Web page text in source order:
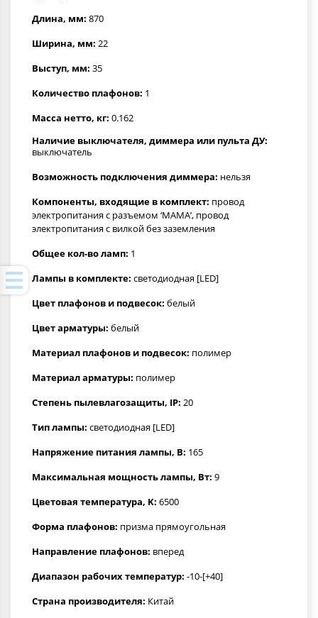
Длина, мм: 870
Ширина, мм: 22
Выступ, мм: 35
Количество плафонов: 1
Масса нетто, кг: 0.162
Наличие выключателя, диммера или пульта ДУ:
выключатель
Возможность подключения диммера: нельзя
Компоненты, входящие в комплект: провод
электропитания с разъемом ‘МАМА’, провод
электропитания с вилкой без заземления
Общее кол-во ламп: 1
Лампы в комплекте: светодиодная [LED]
Цвет плафонов и подвесок: белый
Цвет арматуры: белый
Материал плафонов и подвесок: полимер
Материал арматуры: полимер
Степень пылевлагозащиты, IP: 20
Тип лампы: светодиодная [LED]
Напряжение питания лампы, В: 165
Максимальная мощность лампы, Вт: 9
Цветовая температура, K: 6500
Форма плафонов: призма прямоугольная
Направление плафонов: вперед
Диапазон рабочих температур: -10-[+40]
Страна производителя: Китай